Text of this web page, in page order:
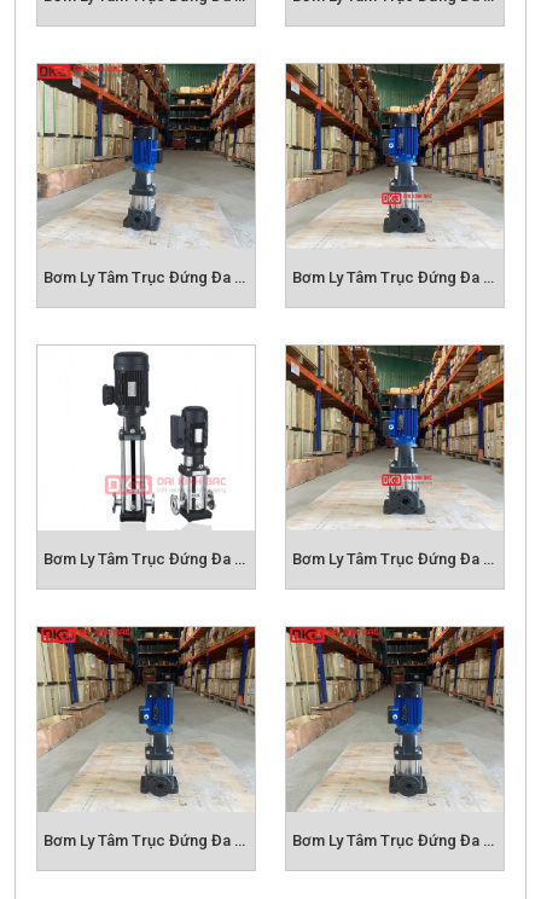
Bơm Ly Tâm Trục Đứng Đa Tầng Cánh CDL4 Bơm Ly Tâm Trục Đứng Đa Tầng Cánh CDL5
Bơm Ly Tâm Trục Đứng Đa Tầng Cánh CDL8 Bơm Ly Tâm Trục Đứng Đa Tầng Cánh CDL12
Bơm Ly Tâm Trục Đứng Đa Tầng Cánh CDL16 Bơm Ly Tâm Trục Đứng Đa Tầng Cánh CDL20